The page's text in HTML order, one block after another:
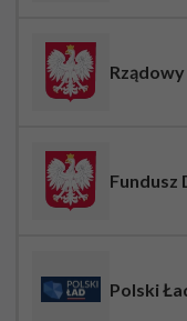
Fundusz
Polski